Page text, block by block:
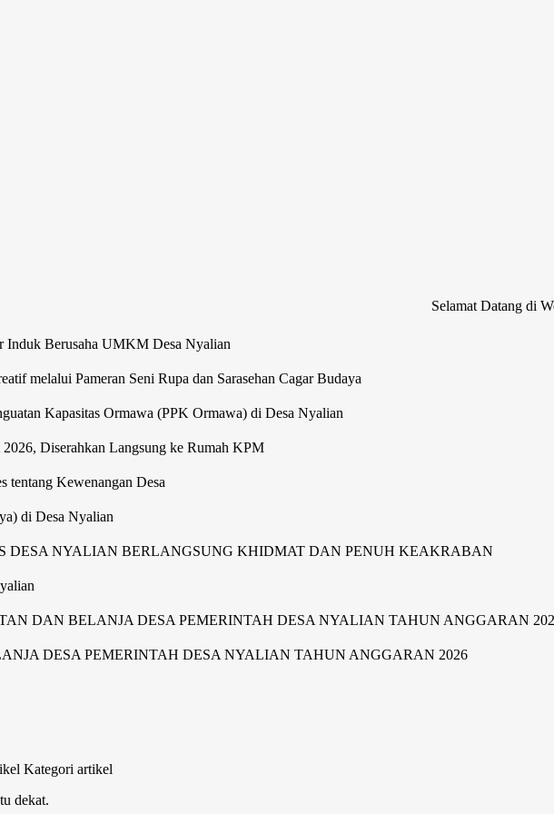
Selamat Datang di Website
Induk Berusaha UMKM Desa Nyalian
melalui Pameran Seni Rupa dan Sarasehan Cagar Budaya
Kapasitas Ormawa (PPK Ormawa) di Desa Nyalian
Diserahkan Langsung ke Rumah KPM
tentang Kewenangan Desa
di Desa Nyalian
DESA NYALIAN BERLANGSUNG KHIDMAT DAN PENUH KEAKRABAN
DAN BELANJA DESA PEMERINTAH DESA NYALIAN TAHUN ANGGARAN
DESA PEMERINTAH DESA NYALIAN TAHUN ANGGARAN 2026
Kategori artikel
dekat.